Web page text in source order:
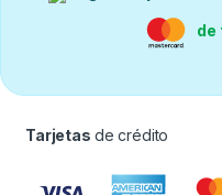
de
Tarjetas de crédito